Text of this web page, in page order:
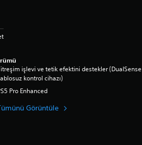
işlevi ve tetik efektini destekler (DualSense
kontrol cihazı)
Pro Enhanced
Görüntüle